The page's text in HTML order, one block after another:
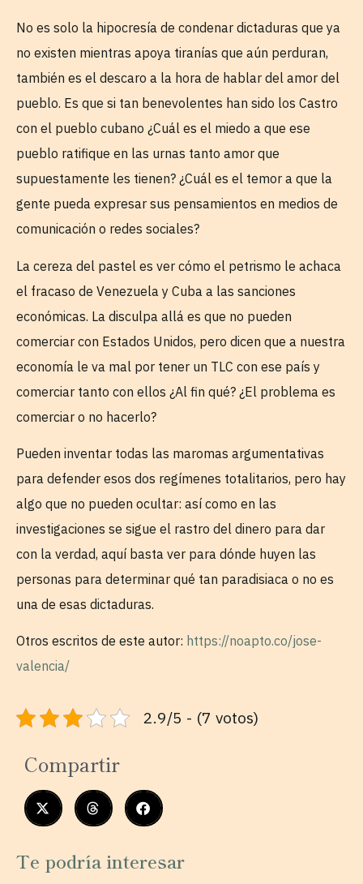
No es solo la hipocresía de condenar dictaduras que ya
no existen mientras apoya tiranías que aún perduran,
también es el descaro a la hora de hablar del amor del
pueblo. Es que si tan benevolentes han sido los Castro
con el pueblo cubano ¿Cuál es el miedo a que ese
pueblo ratifique en las urnas tanto amor que
supuestamente les tienen? ¿Cuál es el temor a que la
gente pueda expresar sus pensamientos en medios de
comunicación o redes sociales?
La cereza del pastel es ver cómo el petrismo le achaca
el fracaso de Venezuela y Cuba a las sanciones
económicas. La disculpa allá es que no pueden
comerciar con Estados Unidos, pero dicen que a nuestra
economía le va mal por tener un TLC con ese país y
comerciar tanto con ellos ¿Al fin qué? ¿El problema es
comerciar o no hacerlo?
Pueden inventar todas las maromas argumentativas
para defender esos dos regímenes totalitarios, pero hay
algo que no pueden ocultar: así como en las
investigaciones se sigue el rastro del dinero para dar
con la verdad, aquí basta ver para dónde huyen las
personas para determinar qué tan paradisiaca o no es
una de esas dictaduras.
Otros escritos de este autor: https://noapto.co/jose-
valencia/
2.9/5 - (7 votos)
Compartir
Te podría interesar